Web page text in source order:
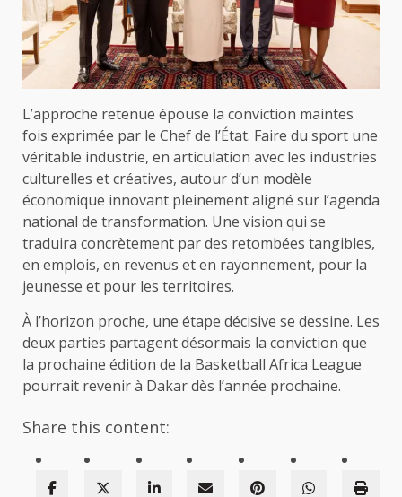
L’approche retenue épouse la conviction maintes
fois exprimée par le Chef de l’État. Faire du sport une
véritable industrie, en articulation avec les industries
culturelles et créatives, autour d’un modèle
économique innovant pleinement aligné sur l’agenda
national de transformation. Une vision qui se
traduira concrètement par des retombées tangibles,
en emplois, en revenus et en rayonnement, pour la
jeunesse et pour les territoires.
À l’horizon proche, une étape décisive se dessine. Les
deux parties partagent désormais la conviction que
la prochaine édition de la Basketball Africa League
pourrait revenir à Dakar dès l’année prochaine.
Share this content: